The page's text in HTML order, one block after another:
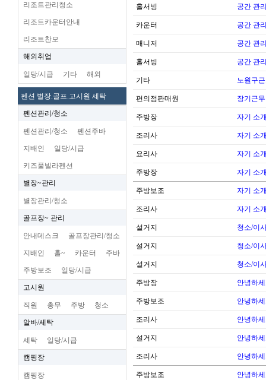
리조트관리청소
리조트카운터안내
리조트찬모
해외취업
일당/시급 기타 해외
펜션 별장.골프.고시원 세탁
펜션관리/청소
펜션관리/청소 펜션주바
지배인 일당/시급
키즈풀빌라펜션
별장~관리
별장관리/청소
골프장~ 관리
안내데스크 골프장관리/청소
지배인 홀~ 카운터 주바
주방보조 일당/시급
고시원
직원 총무 주방 청소
알바/세탁
세탁 일당/시급
캠핑장
캠핑장
홀서빙 공간 관
카운터 공간 관
매니저 공간 관
홀서빙 공간 관
기타 노원구
편의점판매원 장기근
주방장 자기 소
조리사 자기 소
요리사 자기 소
주방장 자기 소
주방보조 자기 소
조리사 자기 소
설거지 청소/이
설거지 청소/이
설거지 청소/이
주방장 안녕하
주방보조 안녕하
조리사 안녕하
설거지 안녕하
조리사 안녕하
주방보조 안녕하